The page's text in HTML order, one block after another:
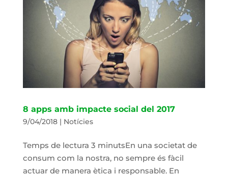
8 apps amb impacte social del 2017
9/04/2018| Notícies
Temps de lectura 3 minutsEn una societat de
consum com la nostra, no sempre és fàcil
actuar de manera ètica i responsable. En